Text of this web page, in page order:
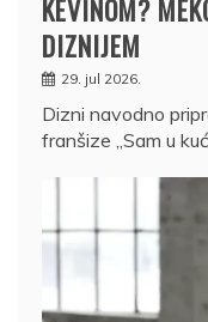
KEVINOM?
DIZNIJEM
29. jul 2026.
Dizni navodno
franšize „Sam u